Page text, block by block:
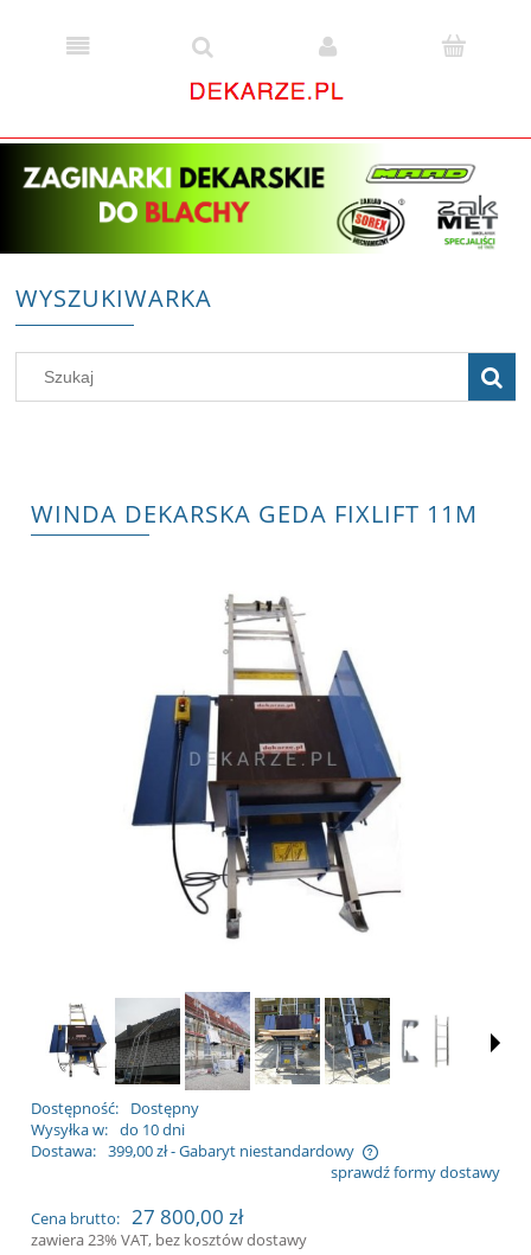
WYSZUKIWARKA
WINDA DEKARSKA GEDA FIXLIFT 11M
Dostępność:
Dostępny
Wysyłka w: do 10 dni
Dostawa: 399,00 zł- Gabaryt niestandardowy
płatności
sprawdź formy dostawy
Cena brutto: 27 800,00 zł
zawiera 23% VAT, bez kosztów dostawy